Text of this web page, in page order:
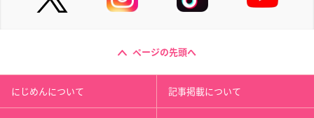
ページの先頭へ
にじめんについて 記事掲載について